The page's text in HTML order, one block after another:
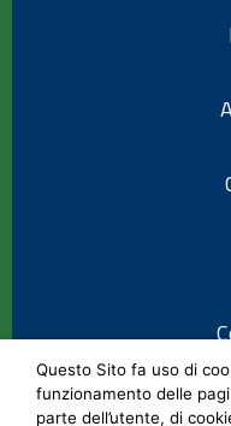
Questo Sito fa uso di
funzionamento delle
parte dell’utente, di